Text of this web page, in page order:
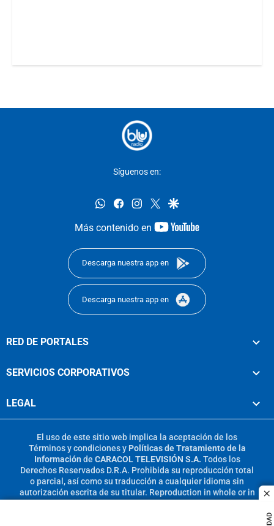
Síguenos en:
whatsappfacebookinstagram
twittergoogle
Más contenido en
youtube-
Descarga nuestra app en
Descarga nuestra app en
RED DE PORTALES
SERVICIOS CORPORATIVOS
LEGAL
El uso de este sitio web implica la aceptación de los
Términos y condicionesy Políticas de Tratamiento de la
Información de CARACOL TELEVISIÓN S.A. Todos los
Derechos Reservados D.R.A. Prohibida su reproducción total
o parcial, así como su traducción a cualquier idioma sin
autorización escrita de su titular. Reproduction in whole or in